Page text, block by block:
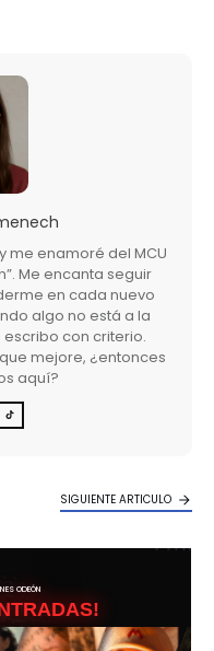
me enamoré del MCU
Me encanta seguir
en cada nuevo
algo no está a la
escribo con criterio.
mejore, ¿entonces
aquí?
SIGUIENTE ARTICULO
ODEÓN